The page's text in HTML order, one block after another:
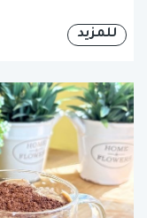
للمزيد